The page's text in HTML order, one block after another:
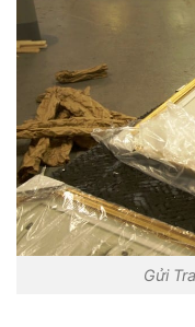
Gửi